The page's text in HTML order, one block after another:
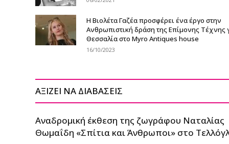
Η Βιολέτα Γαζέα προσφέρει ένα έργο στην
Ανθρωπιστική δράση της Επίμονης Τέχνης
Θεσσαλία στο Myro Antiques house
16/10/2023
ΑΞΙΖΕΙ ΝΑ ΔΙΑΒΑΣΕΙΣ
Αναδρομική έκθεση της ζωγράφου Ναταλίας
Θωμαΐδη «Σπίτια και Άνθρωποι» στο